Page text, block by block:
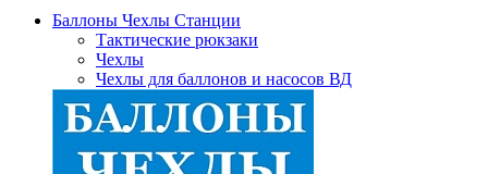
Баллоны Чехлы Станции
Тактические рюкзаки
Чехлы
Чехлы для баллонов и насосов ВД